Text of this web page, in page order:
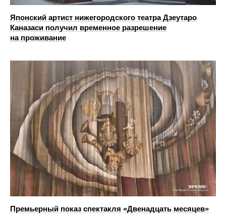
Японский артист нижегородского театра Дзеутаро
Каназаси получил временное разрешение
на проживание
Премьерный показ спектакля «Двенадцать месяцев»